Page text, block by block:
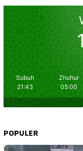
POPULER